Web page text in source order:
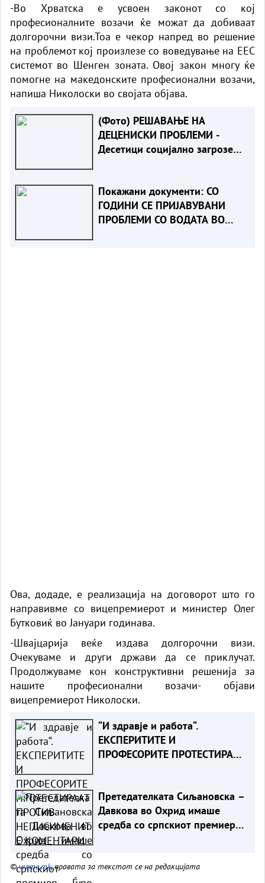
-Во Хрватска е усвоен законот со кој
професионалните возачи ќе можат да добиваат
долгорочни визи.Тоа е чекор напред во решение
на проблемот кој произлезе со воведување на ЕЕС
системот во Шенген зоната. Овој закон многу ќе
помогне на македонските професионални возачи,
напиша Николоски во својата објава.
(Фото) РЕШАВАЊЕ НА
ДЕЦЕНИСКИ ПРОБЛЕМИ -
Десетици социјално загрозени
Покажани документи: СО
ГОДИНИ СЕ ПРИЈАВУВАНИ
ПРОБЛЕМИ СО ВОДАТА ВО
Ова, додаде, е реализација на договорот што го
направивме со вицепремиерот и министер Олег
Бутковиќ во Јануари годинава.
-Швајцарија веќе издава долгорочни визи.
Очекуваме и други држави да се приклучат.
Продолжуваме кон конструктивни решенија за
нашите професионални возачи- објави
вицепремиерот Николоски.
“И здравје и работа“.
ЕКСПЕРИТИТЕ И
ПРОФЕСОРИТЕ ПРОТЕСТИРААТ
Претедателката Сиљановска –
Давкова во Охрид имаше
средба со српскиот премиер
©vreme.mk, правата за текстот се на редакцијата